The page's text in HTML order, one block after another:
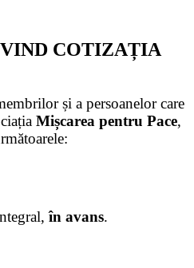
COTIZAȚIA
și a persoanelor care
Mișcarea pentru Pace,
în avans.